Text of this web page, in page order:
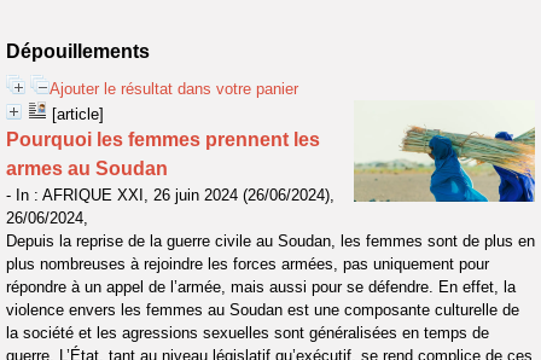
Dépouillements
Ajouter le résultat dans votre panier
[article]
Pourquoi les femmes prennent les
armes au Soudan
- In : AFRIQUE XXI, 26 juin 2024 (26/06/2024),
26/06/2024,
Depuis la reprise de la guerre civile au Soudan, les femmes sont de plus en
plus nombreuses à rejoindre les forces armées, pas uniquement pour
répondre à un appel de l’armée, mais aussi pour se défendre. En effet, la
violence envers les femmes au Soudan est une composante culturelle de
la société et les agressions sexuelles sont généralisées en temps de
guerre. L’État, tant au niveau législatif qu’exécutif, se rend complice de ces